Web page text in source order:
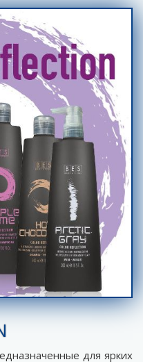
для ярких